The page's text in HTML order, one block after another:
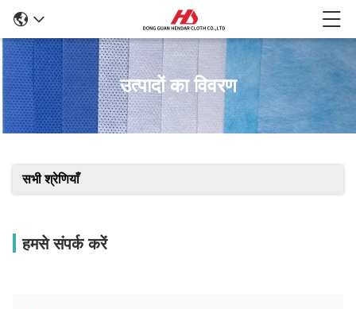
उत्पादों का विवरण
सभी श्रेणियाँ
हमसे संपर्क करें